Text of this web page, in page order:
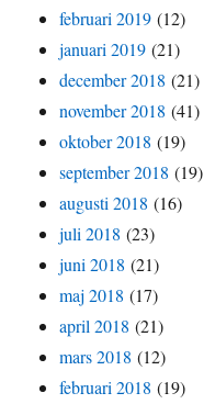
februari 2019 (12)
januari 2019 (21)
december 2018 (21)
november 2018 (41)
oktober 2018 (19)
september 2018 (19)
augusti 2018 (16)
juli 2018 (23)
juni 2018 (21)
maj 2018 (17)
april 2018 (21)
mars 2018 (12)
februari 2018 (19)